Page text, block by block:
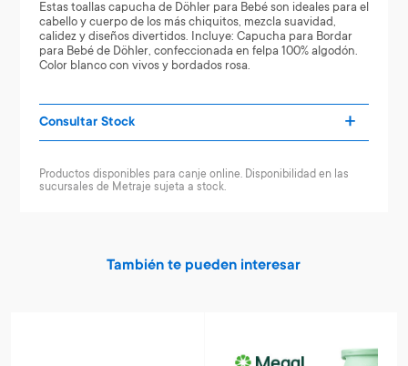
Estas toallas capucha de Döhler para Bebé son ideales para el
cabello y cuerpo de los más chiquitos, mezcla suavidad,
calidez y diseños divertidos. Incluye: Capucha para Bordar
para Bebé de Döhler, confeccionada en felpa 100% algodón.
Color blanco con vivos y bordados rosa.
Consultar Stock
Productos disponibles para canje online. Disponibilidad en las
sucursales de Metraje sujeta a stock.
También te pueden interesar